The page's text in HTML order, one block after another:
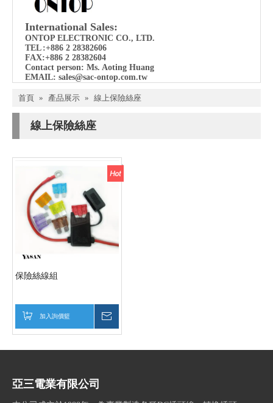
International Sales:
ONTOP ELECTRONIC CO., LTD.
TEL :+886 2 28382606
FAX:+886 2 28382604
Contact person: Ms. Aoting Huang
EMAIL: sales@sac-ontop.com.tw
首頁 » 產品展示 » 線上保險絲座
線上保險絲座
保險絲線組
加入詢價籃
亞三電業有限公司